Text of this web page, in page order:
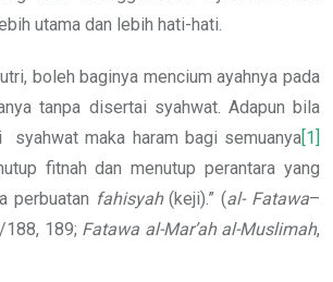
utama dan lebih hati-hati.
boleh baginya mencium ayahnya pada
tanpa disertai syahwat. Adapun bila
syahwat maka haram bagi semuanya[1]
fitnah dan menutup perantara yang
perbuatan fahisyah(keji).” (al- Fatawa–
188, 189; Fatawa al-Mar’ah al-Muslimah,